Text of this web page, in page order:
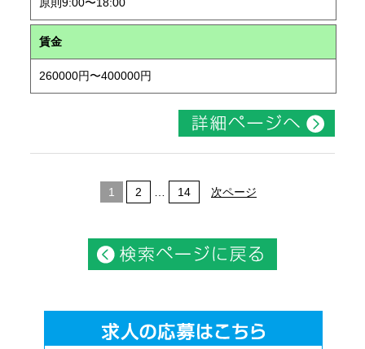
賃金
260000円〜400000円
1 2 14 次ページ